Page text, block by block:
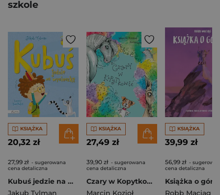
szkole
KSIĄŻKA
20,32 zł
27,99 zł - sugerowana
cena detaliczna
Kubuś jedzie na wycieczkę
Jakub Tylman
KSIĄŻKA
27,49 zł
39,90 zł - sugerowana
cena detaliczna
Czary w Kopytkowie
Marcin Kozioł
KSIĄŻKA
39,99 zł
56,99 zł -
cena detaliczna
Książka o
Robb Maciąg